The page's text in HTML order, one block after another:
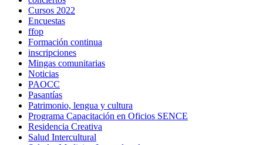
Cursos 2022
Encuestas
ffop
Formación continua
inscripciones
Mingas comunitarias
Noticias
PAOCC
Pasantías
Patrimonio, lengua y cultura
Programa Capacitación en Oficios SENCE
Residencia Creativa
Salud Intercultural